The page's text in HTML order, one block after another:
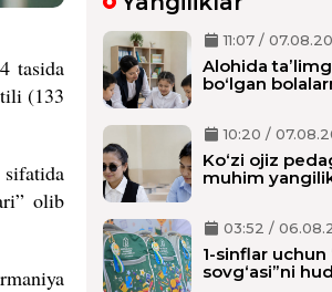
tasida
(133
olib
11:07 /
Alohida
boʻlgan
10:20 /
Ko‘zi ojiz
muhim
03:52 /
1-sinflar
sovg‘asi”ni